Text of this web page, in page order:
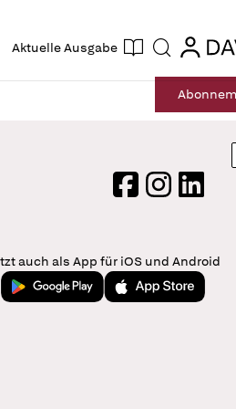
Aktuelle Ausgabe Suche
login
Abo
FacebookInstagram
LinkedIn
auch als App für iOS und Android
Jetzt bei Google PlayLaden im App Store